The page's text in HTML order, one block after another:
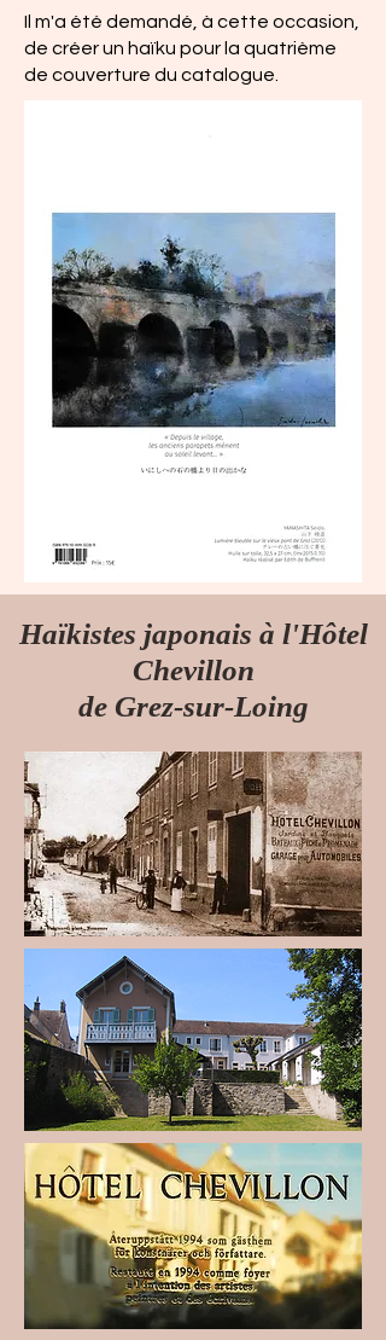
Il m'a été demandé, à cette occasion,
de créer un haïku pour la quatrième
de couverture du catalogue.
Haïkistes japonais à l'Hôtel
Chevillon
de Grez-sur-Loing